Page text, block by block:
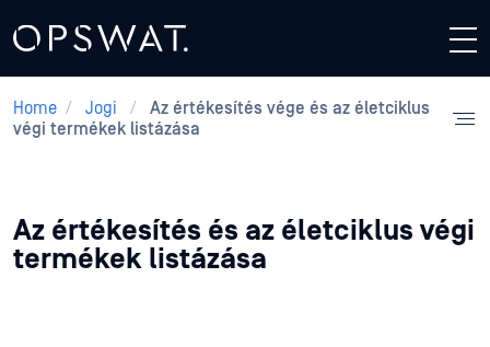
Home / Jogi /
Az értékesítés vége és az életciklus
végi termékek listázása
Az értékesítés és az életciklus végi
termékek listázása